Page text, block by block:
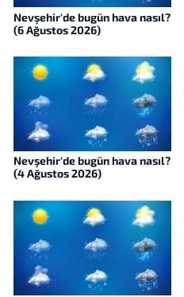
Nevşehir'de bugün hava nasıl?
(6 Ağustos 2026)
Nevşehir'de bugün hava nasıl?
(4 Ağustos 2026)